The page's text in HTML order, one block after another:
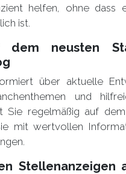
helfen, ohne dass
ist.
dem neusten
über aktuelle
und
Sie regelmäßig auf
mit wertvollen
Stellenanzeigen